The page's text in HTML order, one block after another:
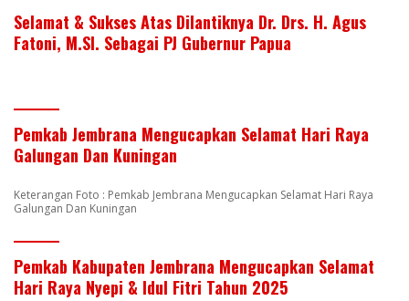
Selamat & Sukses Atas Dilantiknya Dr. Drs. H. Agus
Fatoni, M.SI. Sebagai PJ Gubernur Papua
Pemkab Jembrana Mengucapkan Selamat Hari Raya
Galungan Dan Kuningan
Keterangan Foto : Pemkab Jembrana Mengucapkan Selamat Hari Raya
Galungan Dan Kuningan
Pemkab Kabupaten Jembrana Mengucapkan Selamat
Hari Raya Nyepi & Idul Fitri Tahun 2025